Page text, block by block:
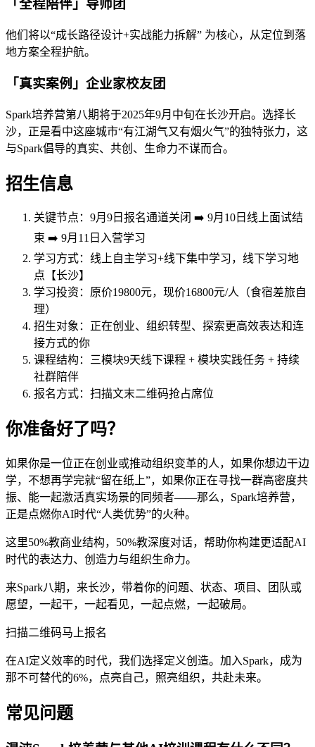
「全程陪伴」导师团
他们将以“成长路径设计+实战能力拆解” 为核心，从定位到落
地方案全程护航。
「真实案例」企业家校友团
Spark培养营第八期将于2025年9月中旬在长沙开启。选择长
沙，正是看中这座城市“有江湖气又有烟火气”的独特张力，这
与Spark倡导的真实、共创、生命力不谋而合。
招生信息
关键节点：9月9日报名通道关闭 ➡️ 9月10日线上面试结
束 ➡️ 9月11日入营学习
学习方式：线上自主学习+线下集中学习，线下学习地
点【长沙】
学习投资：原价19800元，现价16800元/人（食宿差旅自
理）
招生对象：正在创业、组织转型、探索更高效表达和连
接方式的你
课程结构：三模块9天线下课程 + 模块实践任务 + 持续
社群陪伴
报名方式：扫描文末二维码抢占席位
你准备好了吗？
如果你是一位正在创业或推动组织变革的人，如果你想边干边
学，不想再学完就“留在纸上”，如果你正在寻找一群高密度共
振、能一起激活真实场景的同频者——那么，Spark培养营，
正是点燃你AI时代“人类优势”的火种。
这里50%教商业结构，50%教深度对话，帮助你构建更适配AI
时代的表达力、创造力与组织生命力。
来Spark八期，来长沙，带着你的问题、状态、项目、团队或
愿望，一起干，一起看见，一起点燃，一起破局。
扫描二维码马上报名
在AI定义效率的时代，我们选择定义创造。加入Spark，成为
那不可替代的6%，点亮自己，照亮组织，共赴未来。
常见问题